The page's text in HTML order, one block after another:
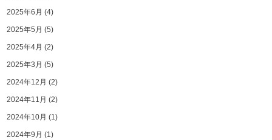
2025年6月 (4)
2025年5月 (5)
2025年4月 (2)
2025年3月 (5)
2024年12月 (2)
2024年11月 (2)
2024年10月 (1)
2024年9月 (1)